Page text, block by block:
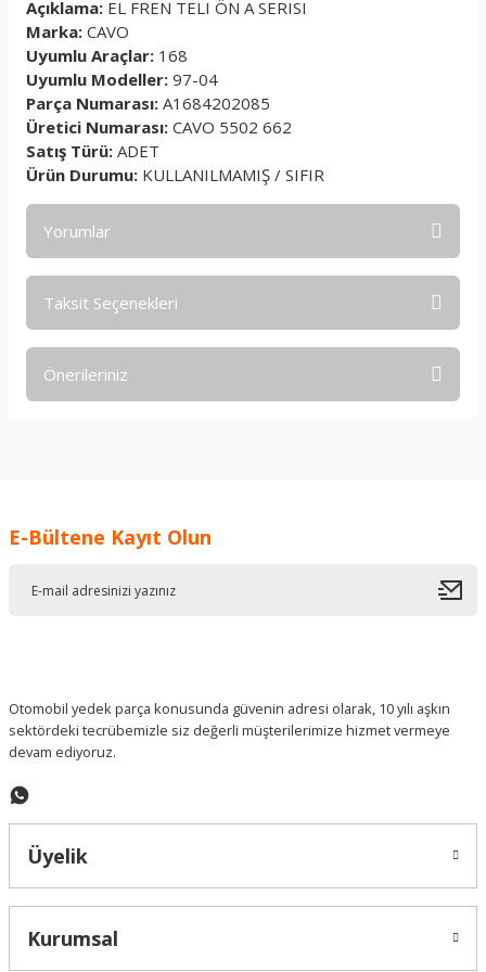
Açıklama: EL FREN TELI ÖN A SERISI
Marka: CAVO
Uyumlu Araçlar: 168
Uyumlu Modeller: 97-04
Parça Numarası: A1684202085
Üretici Numarası: CAVO 5502 662
Satış Türü: ADET
Ürün Durumu: KULLANILMAMIŞ / SIFIR
Yorumlar
Taksit Seçenekleri
Önerileriniz
Ürün resmi kalitesiz, bozuk veya görüntülenemiyor.
E-Bültene Kayıt Olun
Otomobil yedek parça konusunda güvenin adresi olarak, 10 yılı aşkın
sektördeki tecrübemizle siz değerli müşterilerimize hizmet vermeye
devam ediyoruz.
Üyelik
Kurumsal